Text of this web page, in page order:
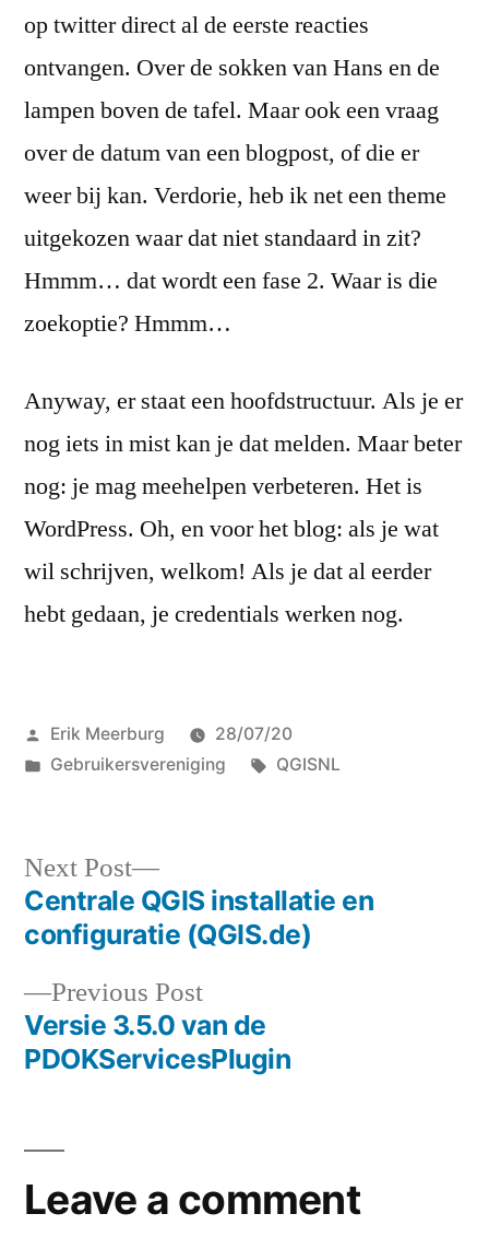
op twitter direct al de eerste reacties
ontvangen. Over de sokken van Hans en de
lampen boven de tafel. Maar ook een vraag
over de datum van een blogpost, of die er
weer bij kan. Verdorie, heb ik net een theme
uitgekozen waar dat niet standaard in zit?
Hmmm… dat wordt een fase 2. Waar is die
zoekoptie? Hmmm…
Anyway, er staat een hoofdstructuur. Als je er
nog iets in mist kan je dat melden. Maar beter
nog: je mag meehelpen verbeteren. Het is
WordPress. Oh, en voor het blog: als je wat
wil schrijven, welkom! Als je dat al eerder
hebt gedaan, je credentials werken nog.
Posted
by
Erik Meerburg
28/07/20
Posted
Gebruikersvereniging Tags:
QGISNL
Post
navigation
Previous PostPrevious
post:
Versie 3.5.0 van de
PDOKServicesPlugin
Next Post
Next
post:
Centrale QGIS installatie en
configuratie (QGIS.de)
Leave a comment